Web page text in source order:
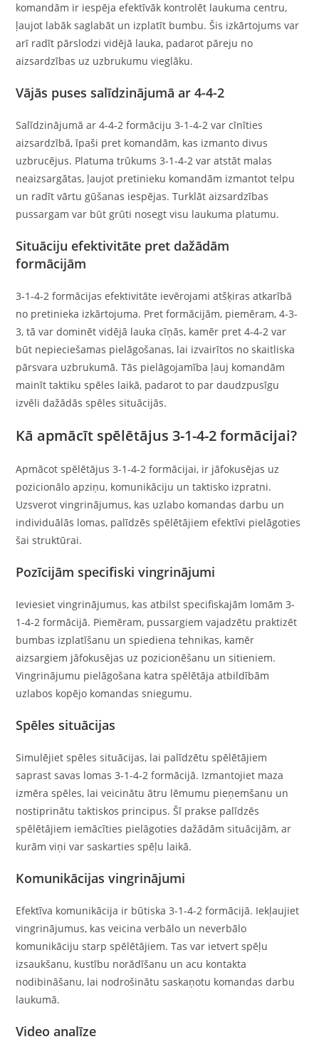
komandām ir iespēja efektīvāk kontrolēt laukuma centru,
ļaujot labāk saglabāt un izplatīt bumbu. Šis izkārtojums var
arī radīt pārslodzi vidējā lauka, padarot pāreju no
aizsardzības uz uzbrukumu vieglāku.
Vājās puses salīdzinājumā ar 4-4-2
Salīdzinājumā ar 4-4-2 formāciju 3-1-4-2 var cīnīties
aizsardzībā, īpaši pret komandām, kas izmanto divus
uzbrucējus. Platuma trūkums 3-1-4-2 var atstāt malas
neaizsargātas, ļaujot pretinieku komandām izmantot telpu
un radīt vārtu gūšanas iespējas. Turklāt aizsardzības
pussargam var būt grūti nosegt visu laukuma platumu.
Situāciju efektivitāte pret dažādām
formācijām
3-1-4-2 formācijas efektivitāte ievērojami atšķiras atkarībā
no pretinieka izkārtojuma. Pret formācijām, piemēram, 4-3-
3, tā var dominēt vidējā lauka cīņās, kamēr pret 4-4-2 var
būt nepieciešamas pielāgošanas, lai izvairītos no skaitliska
pārsvara uzbrukumā. Tās pielāgojamība ļauj komandām
mainīt taktiku spēles laikā, padarot to par daudzpusīgu
izvēli dažādās spēles situācijās.
Kā apmācīt spēlētājus 3-1-4-2 formācijai?
Apmācot spēlētājus 3-1-4-2 formācijai, ir jāfokusējas uz
pozicionālo apziņu, komunikāciju un taktisko izpratni.
Uzsverot vingrinājumus, kas uzlabo komandas darbu un
individuālās lomas, palīdzēs spēlētājiem efektīvi pielāgoties
šai struktūrai.
Pozīcijām specifiski vingrinājumi
Ieviesiet vingrinājumus, kas atbilst specifiskajām lomām 3-
1-4-2 formācijā. Piemēram, pussargiem vajadzētu praktizēt
bumbas izplatīšanu un spiediena tehnikas, kamēr
aizsargiem jāfokusējas uz pozicionēšanu un sitieniem.
Vingrinājumu pielāgošana katra spēlētāja atbildībām
uzlabos kopējo komandas sniegumu.
Spēles situācijas
Simulējiet spēles situācijas, lai palīdzētu spēlētājiem
saprast savas lomas 3-1-4-2 formācijā. Izmantojiet maza
izmēra spēles, lai veicinātu ātru lēmumu pieņemšanu un
nostiprinātu taktiskos principus. Šī prakse palīdzēs
spēlētājiem iemācīties pielāgoties dažādām situācijām, ar
kurām viņi var saskarties spēļu laikā.
Komunikācijas vingrinājumi
Efektīva komunikācija ir būtiska 3-1-4-2 formācijā. Iekļaujiet
vingrinājumus, kas veicina verbālo un neverbālo
komunikāciju starp spēlētājiem. Tas var ietvert spēļu
izsaukšanu, kustību norādīšanu un acu kontakta
nodibināšanu, lai nodrošinātu saskaņotu komandas darbu
laukumā.
Video analīze